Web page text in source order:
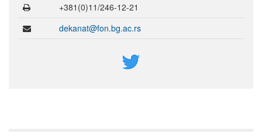
+381(0)11/246-12-21
dekanat@fon.bg.ac.rs